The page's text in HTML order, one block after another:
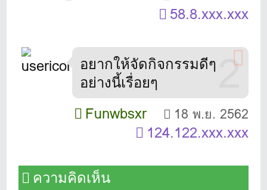
58.8.xxx.xxx
อยากให้จัดกิจกรรมดีๆ
อย่างนี้เรื่อยๆ 2
Funwbsxr 18 พ.ย. 2562
124.122.xxx.xxx
ความคิดเห็น